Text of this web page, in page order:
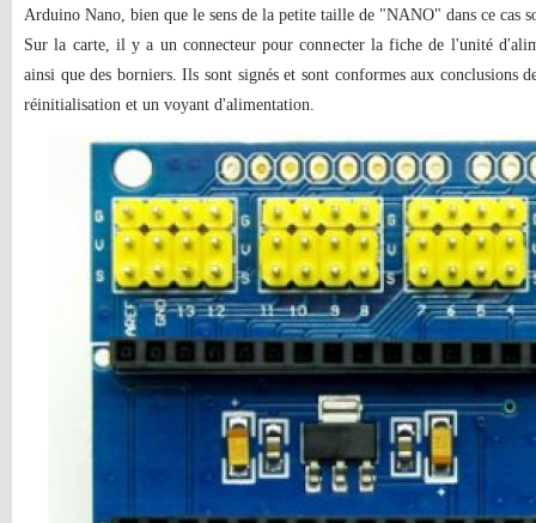
Arduino Nano, bien que le sens de la petite taille de "NANO" dans ce cas
Sur la carte, il y a un connecteur pour connecter la fiche de l'unité
ainsi que des borniers. Ils sont signés et sont conformes aux conclusions
réinitialisation et un voyant d'alimentation.